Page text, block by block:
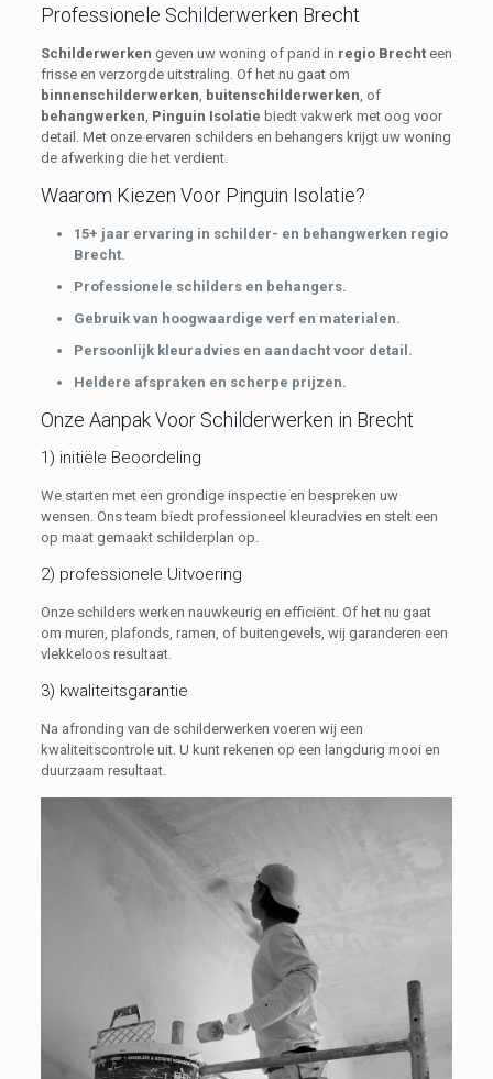
Professionele Schilderwerken Brecht
Schilderwerken geven uw woning of pand in regio Brechteen
frisse en verzorgde uitstraling. Of het nu gaat om
binnenschilderwerken buitenschilderwerken , of
behangwerken Pinguin Isolatie biedt vakwerk met oog voor
detail. Met onze ervaren schilders en behangers krijgt uw woning
de afwerking die het verdient.
Waarom Kiezen Voor Pinguin Isolatie?
15+ jaar ervaring in schilder- en behangwerken regio
Brecht.
Professionele schilders en behangers.
Gebruik van hoogwaardige verf en materialen.
Persoonlijk kleuradvies en aandacht voor detail.
Heldere afspraken en scherpe prijzen.
Onze Aanpak Voor Schilderwerken in Brecht
1) initiële Beoordeling
We starten met een grondige inspectie en bespreken uw
wensen. Ons team biedt professioneel kleuradvies en stelt een
op maat gemaakt schilderplan op.
2) professionele Uitvoering
Onze schilders werken nauwkeurig en efficiënt. Of het nu gaat
om muren, plafonds, ramen, of buitengevels, wij garanderen een
vlekkeloos resultaat.
3) kwaliteitsgarantie
Na afronding van de schilderwerken voeren wij een
kwaliteitscontrole uit. U kunt rekenen op een langdurig mooi en
duurzaam resultaat.